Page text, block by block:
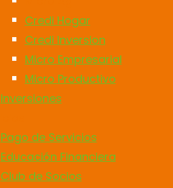
Credi Hogar
Credi Inversion
Micro Empresarial
Micro Productivo
Inversiones
Pago de Servicios
Educación Financiera
Club de Socios